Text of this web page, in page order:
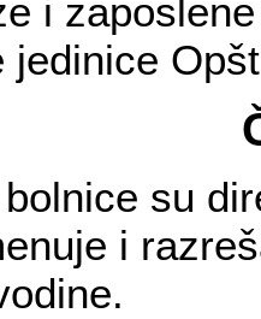
i
jedinice
su
i